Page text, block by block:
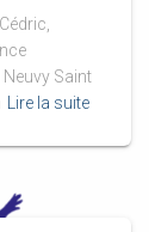
Saint
Lire la suite